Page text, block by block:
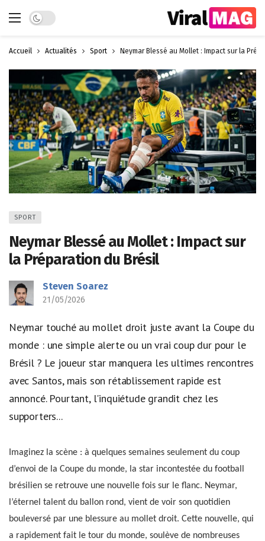
Dark mode
Accueil Actualités Sport Neymar Blessé au Mollet : Impact sur la
SPORT
Neymar Blessé au Mollet : Impact sur
la Préparation du Brésil
Steven Soarez
21/05/2026
Neymar touché au mollet droit juste avant la Coupe du
monde : une simple alerte ou un vrai coup dur pour le
Brésil ? Le joueur star manquera les ultimes rencontres
avec Santos, mais son rétablissement rapide est
annoncé. Pourtant, l'inquiétude grandit chez les
supporters...
Imaginez la scène : à quelques semaines seulement du coup
d’envoi de la Coupe du monde, la star incontestée du football
brésilien se retrouve une nouvelle fois sur le flanc. Neymar,
l’éternel talent du ballon rond, vient de voir son quotidien
bouleversé par une blessure au mollet droit. Cette nouvelle, qui
a rapidement fait le tour du monde, soulève de nombreuses